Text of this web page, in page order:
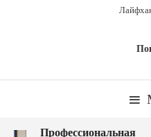
Профессиональная